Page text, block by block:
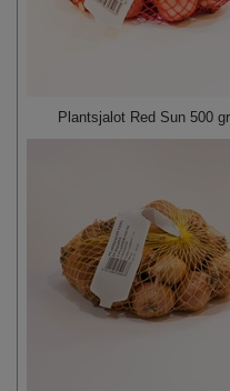
Plantsjalot Red Sun 500